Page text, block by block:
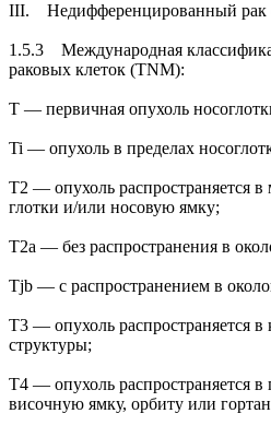
III. Недифференцированный рак
1.5.3 Международная
раковых клеток (TNM):
Т — первичная опухоль
Ti — опухоль в пределах
Т2 — опухоль распространяется в
глотки и/или носовую ямку;
Т2а — без распространения в
Tjb — с распространением в
Т3 — опухоль распространяется в
структуры;
Т4 — опухоль распространяется в
височную ямку, орбиту или